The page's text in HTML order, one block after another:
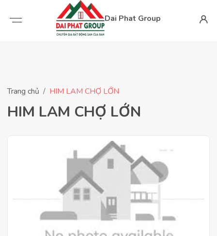
Dai Phat Group
Trang chủ HIM LAM CHỢ LỚN
HIM LAM CHỢ LỚN